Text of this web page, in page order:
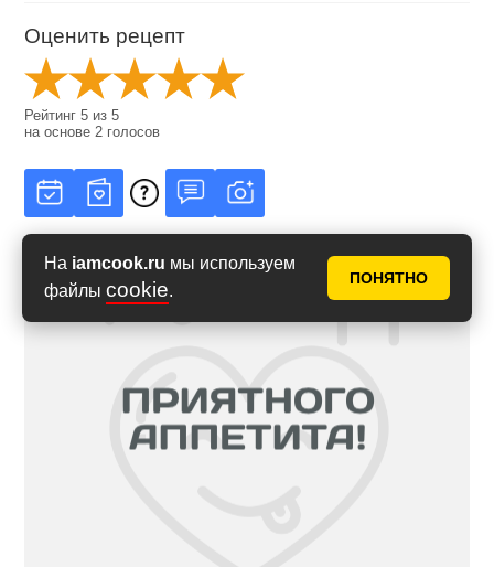
На iamcook.ru мы используем
файлы cookie.
ПОНЯТНО
Оценить рецепт
Рейтинг5 из5
на основе2 голосов